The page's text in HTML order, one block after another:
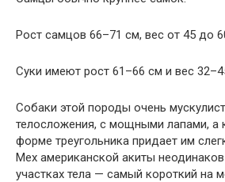
Рост самцов 66–71 см, вес от 45 до
Суки имеют рост 61–66 см и вес
Собаки этой породы очень
телосложения, с мощными лапами, а
форме треугольника придает им
Мех американской акиты
участках тела — самый короткий на